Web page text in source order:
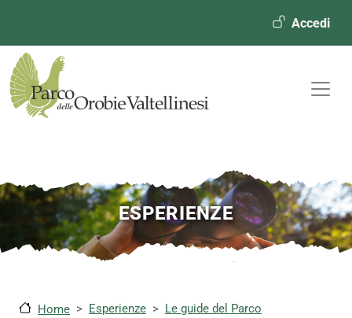
Menù
Accedi
ESPERIENZE
Home Esperienze Le guide del Parco